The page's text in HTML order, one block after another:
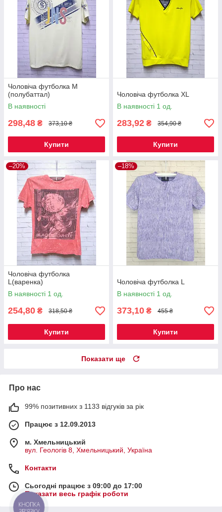
Чоловіча футболка М
(полубаттал)
В наявності
298,48 ₴ 373,10 ₴
Купити
Чоловіча футболка XL
В наявності 1 од.
283,92 ₴ 354,90 ₴
Купити
–20%
Чоловіча футболка
L(варенка)
В наявності 1 од.
254,80 ₴ 318,50 ₴
Купити
–18%
Чоловіча футболка L
В наявності 1 од.
373,10 ₴ 455 ₴
Купити
Показати ще
Про нас
99% позитивних з 1133 відгуків за рік
Працює з 12.09.2013
м. Хмельницький
вул. Геологів 8, Хмельницький, Україна
Контакти
Сьогодні працює з 09:00 до 17:00
Показати весь графік роботи
КНОПКА